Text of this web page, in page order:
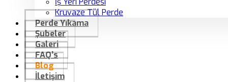
Kruvaze Tül Perde
Perde Yıkama
Şubeler
Galeri
FAQ’s
Blog
İletişim